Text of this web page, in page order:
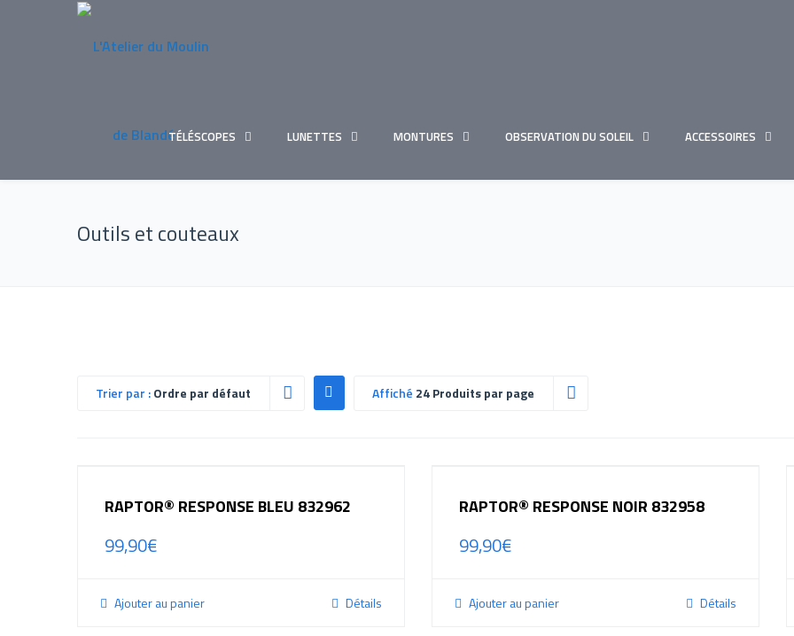
TÉLÉSCOPES LUNETTES MONTURES OBSERVATION DU SOLEIL ACCESSOIRES
Outils et couteaux
Trier par :Ordre par défaut Affiché 24 Produits par page
RAPTOR® RESPONSE BLEU 832962
99,90€
Ajouter au panier Détails
RAPTOR® RESPONSE NOIR 832958
99,90€
Ajouter au panier Détails